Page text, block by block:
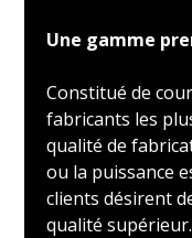
Une gamme
Constitué de
fabricants les
qualité de
ou la puissance
clients désirent
qualité supérieur.